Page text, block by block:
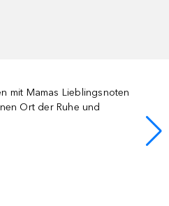
mit Mamas Lieblingsnoten
Ort der Ruhe und